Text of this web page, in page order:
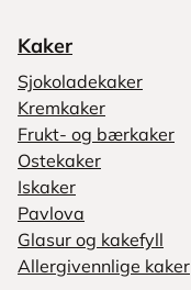
Kaker
Sjokoladekaker
Kremkaker
Frukt- og bærkaker
Ostekaker
Iskaker
Pavlova
Glasur og kakefyll
Allergivennlige kaker